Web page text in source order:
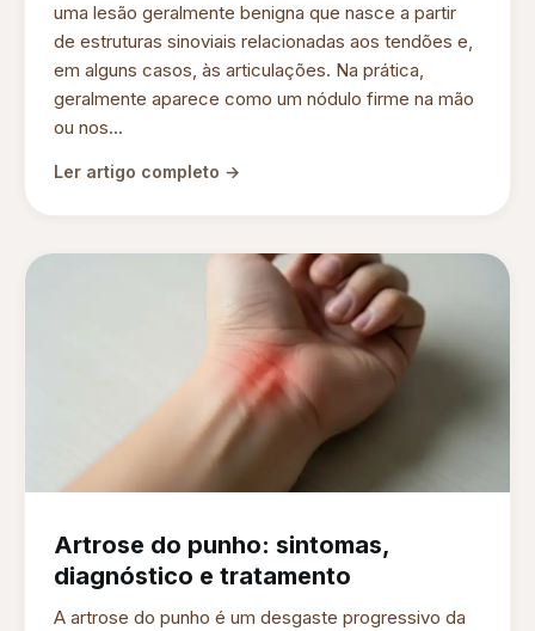
uma lesão geralmente benigna que nasce a partir
de estruturas sinoviais relacionadas aos tendões e,
em alguns casos, às articulações. Na prática,
geralmente aparece como um nódulo firme na mão
ou nos...
Ler artigo completo →
Artrose do punho: sintomas,
diagnóstico e tratamento
A artrose do punho é um desgaste progressivo da